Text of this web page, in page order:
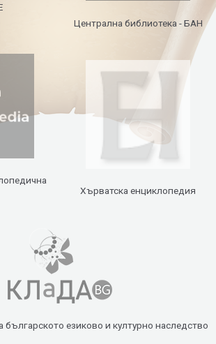
Централна библиотека - БАН
Хърватска енциклопедия
българското езиково и културно наследство